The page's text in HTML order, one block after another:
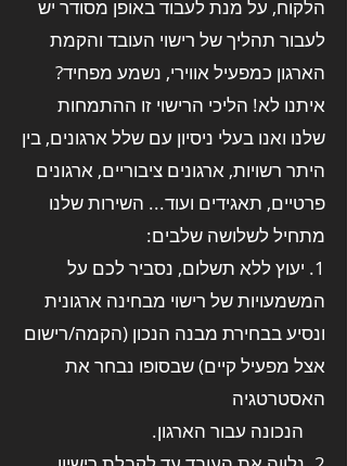
הלקוח, על מנת לעבוד באופן מסודר יש
לעבור תהליך של רישוי העובד והקמת
הארגון כמפעיל אווירי, נשמע מפחיד?
איתנו לא! הליכי הרישוי זו ההתמחות
שלנו ואנו בעלי ניסיון עם שלל ארגונים, בין
היתר רשויות, ארגונים ציבוריים, ארגונים
פרטיים, תאגידים ועוד... השירות שלנו
מתחיל לשלושה שלבים:
1. יעוץ ללא תשלום, נסביר לכם על
המשמעויות של רישוי מבחינה ארגונית
ונסיע בבחירת מבנה הנכון (הקמה/רישום
אצל מפעיל קיים) שבסופו נבחר את
האסטרטגיה
הנכונה עבור הארגון.